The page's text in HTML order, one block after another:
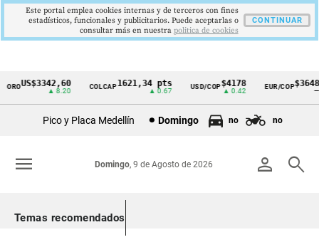
Cintillo
Colombia
US$3342,60
▲ 8.20
COLCAP1621,34 pts
▲ 0.67
USD/COP$4178
▲ 0.42
EUR/COP$3648
Pico y Placa Medellín Domingo no no
person search
Domingo, 9 de Agosto de 2026
menu
Temas recomendados
Este portal emplea cookies internas y de terceros con fines
estadísticos, funcionales y publicitarios. Puede aceptarlas o
consultar más en nuestra politica de cookies
CONTINUAR